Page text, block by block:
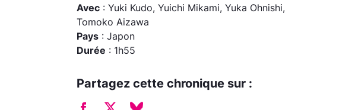
Avec : Yuki Kudo, Yuichi Mikami, Yuka Ohnishi,
Tomoko Aizawa
Pays : Japon
Durée : 1h55
Partagez cette chronique sur :